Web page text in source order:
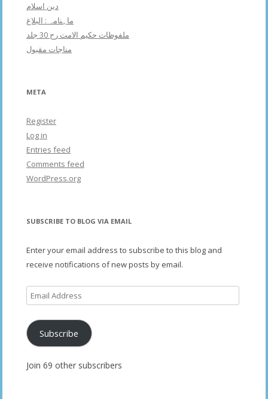
دین اسلام
ماہنامہ : البلاغ
ملفوظات حکیم الامت رح 30 جلد
مناجات مقبول
META
Register
Log in
Entries feed
Comments feed
WordPress.org
SUBSCRIBE TO BLOG VIA EMAIL
Enter your email address to subscribe to this blog and
receive notifications of new posts by email.
Email
Address
Subscribe
Join 69 other subscribers